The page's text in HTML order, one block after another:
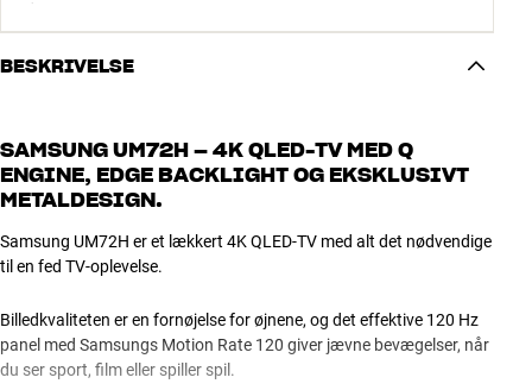
BESKRIVELSE
SAMSUNG UM72H – 4K QLED-TV MED Q
ENGINE, EDGE BACKLIGHT OG EKSKLUSIVT
METALDESIGN.
Samsung UM72H er et lækkert 4K QLED-TV med alt det nødvendige
til en fed TV-oplevelse.
Billedkvaliteten er en fornøjelse for øjnene, og det effektive 120 Hz
panel med Samsungs Motion Rate 120 giver jævne bevægelser, når
du ser sport, film eller spiller spil.